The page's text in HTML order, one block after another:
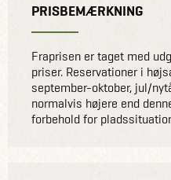
PRISBEMÆRKNING
Fraprisen er taget med
priser. Reservationer i
september-oktober, jul/
normalvis højere end
forbehold for